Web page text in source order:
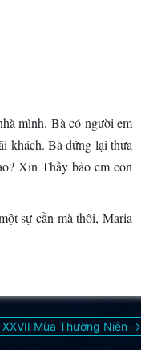
mình. Bà có người em
khách. Bà đứng lại thưa
Xin Thầy bảo em con
sự cần mà thôi, Maria
Mùa Thường Niên →